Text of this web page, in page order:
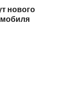
нового